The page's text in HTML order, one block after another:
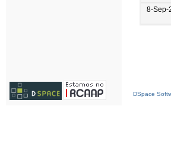
8-Sep-
DSpace